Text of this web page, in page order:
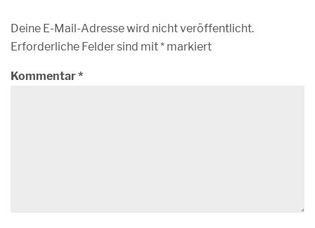
Deine E-Mail-Adresse wird nicht veröffentlicht.
Erforderliche Felder sind mit* markiert
Kommentar*